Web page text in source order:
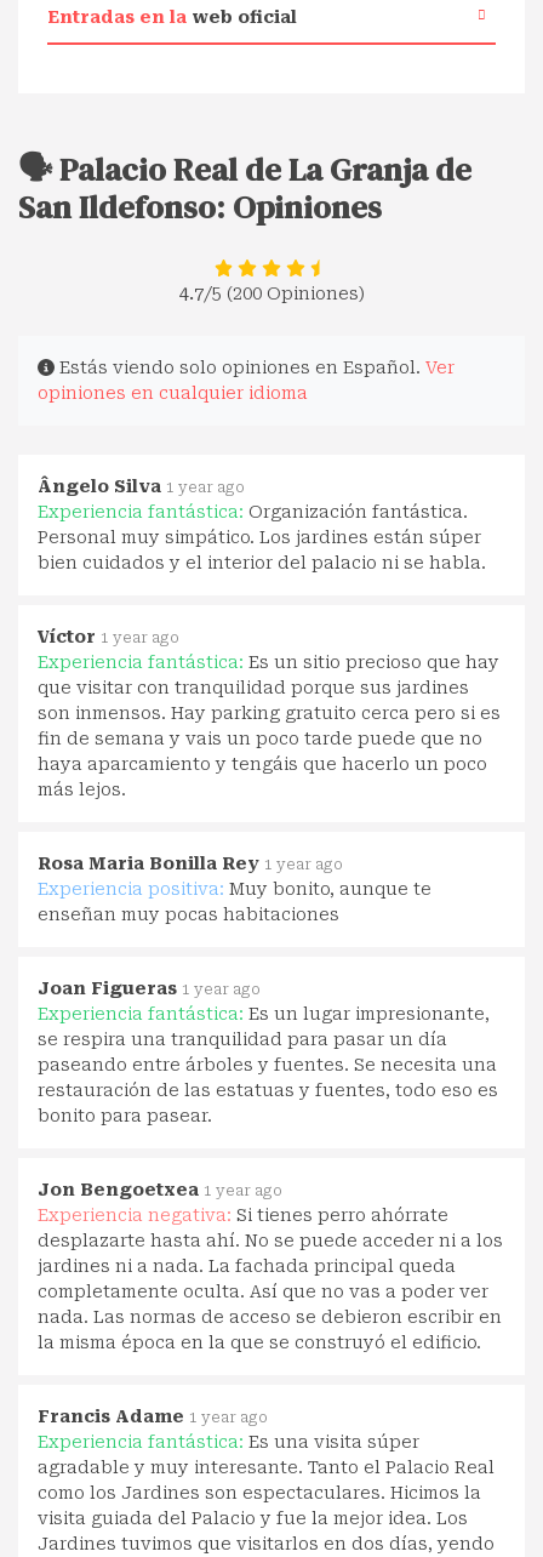
Entradas en la web oficial
🗣️ Palacio Real de La Granja de
San Ildefonso: Opiniones
4.7/5 (200 Opiniones)
Estás viendo solo opiniones en Español. Ver
opiniones en cualquier idioma
Ângelo Silva 1 year ago
Experiencia fantástica: Organización fantástica.
Personal muy simpático. Los jardines están súper
bien cuidados y el interior del palacio ni se habla.
Víctor 1 year ago
Experiencia fantástica: Es un sitio precioso que hay
que visitar con tranquilidad porque sus jardines
son inmensos. Hay parking gratuito cerca pero si es
fin de semana y vais un poco tarde puede que no
haya aparcamiento y tengáis que hacerlo un poco
más lejos.
Rosa Maria Bonilla Rey 1 year ago
Experiencia positiva: Muy bonito, aunque te
enseñan muy pocas habitaciones
Joan Figueras 1 year ago
Experiencia fantástica: Es un lugar impresionante,
se respira una tranquilidad para pasar un día
paseando entre árboles y fuentes. Se necesita una
restauración de las estatuas y fuentes, todo eso es
bonito para pasear.
Jon Bengoetxea 1 year ago
Experiencia negativa: Si tienes perro ahórrate
desplazarte hasta ahí. No se puede acceder ni a los
jardines ni a nada. La fachada principal queda
completamente oculta. Así que no vas a poder ver
nada. Las normas de acceso se debieron escribir en
la misma época en la que se construyó el edificio.
Francis Adame 1 year ago
Experiencia fantástica: Es una visita súper
agradable y muy interesante. Tanto el Palacio Real
como los Jardines son espectaculares. Hicimos la
visita guiada del Palacio y fue la mejor idea. Los
Jardines tuvimos que visitarlos en dos días, yendo